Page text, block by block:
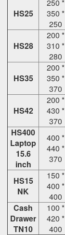
HS25
250 *
350 *
250
HS28
200 *
310 *
280
HS35
200 *
350 *
370
HS42
200 *
430 *
370
HS400
Laptop
15.6
inch
400 *
440 *
370
HS15
NK
150 *
400 *
400
Cash
Drawer
TN10
100 *
420 *
400